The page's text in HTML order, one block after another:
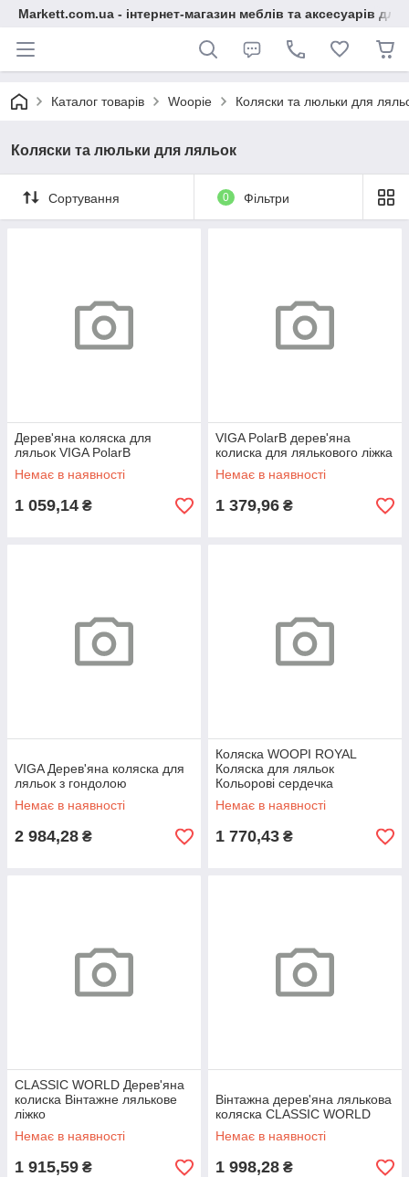
Markett.com.ua - інтернет-магазин меблів та аксесуарів для
Каталог товарів Woopie Коляски та люльки для
Коляски та люльки для ляльок
Сортування 0 Фільтри
Дерев'яна коляска для
ляльок VIGA PolarB
Немає в наявності
1 059,14 ₴
VIGA PolarB дерев'яна
колиска для лялькового ліжка
Немає в наявності
1 379,96 ₴
VIGA Дерев'яна коляска для
ляльок з гондолою
Немає в наявності
2 984,28 ₴
Коляска WOOPI ROYAL
Коляска для ляльок
Кольорові сердечка
Немає в наявності
1 770,43 ₴
CLASSIC WORLD Дерев'яна
колиска Вінтажне лялькове
ліжко
Немає в наявності
1 915,59 ₴
Вінтажна дерев'яна лялькова
коляска CLASSIC WORLD
Немає в наявності
1 998,28 ₴